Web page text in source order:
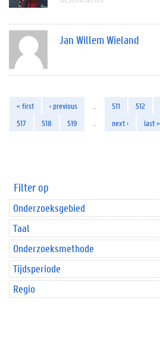
Jan Willem Wieland
« first ‹ previous 511 512
517
518 519 next › last »
Filter op
Onderzoeksgebied
Taal
Onderzoeksmethode
Tijdsperiode
Regio